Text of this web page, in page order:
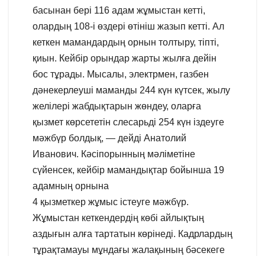
басынан бері 116 адам жұмыстан кетті,
олардың 108-і өздері өтініш жазып кетті. Ал
кеткен мамандардың орнын толтыру, тіпті,
қиын. Кейбір орындар жарты жылға дейін
бос тұрады. Мысалы, электрмен, газбен
дәнекерлеуші маманды 244 күн күтсек, жылу
желілері жабдықтарын жөндеу, оларға
қызмет көрсететін слесарьді 254 күн іздеуге
мәжбүр болдық, — дейді Анатолий
Иванович. Кәсіпорынның мәліметіне
сүйенсек, кейбір мамандықтар бойынша 19
адамның орнына
4 қызметкер жұмыс істеуге мәжбүр.
Жұмыстан кеткендердің көбі айлықтың
аздығын алға тартатын көрінеді. Кадрлардың
тұрақтамауы мұндағы жалақының бәсекеге